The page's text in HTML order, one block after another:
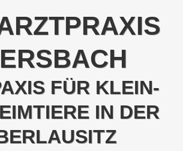
FÜR KLEIN-
IN DER